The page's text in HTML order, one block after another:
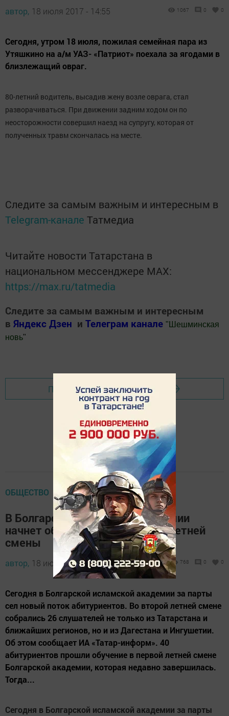
автор, 18 июля 2017 - 14:55 1067 0 0
Сегодня, утром 18 июля, пожилая семейная пара из
Утяшкино на а/м УАЗ- «Патриот» поехала за ягодами в
близлежащий овраг.
80-летний водитель, высадив жену возле оврага, стал
разворачиваться. При движении задним ходом он по
неосторожности совершил наезд на супругу, которая от
полученных травм скончалась на месте.
Следите за самым важным и интересным в
Telegram-канале Татмедиа
Читайте новости Татарстана в
национальном мессенджере MАХ:
https://max.ru/tatmedia
Следите за самым важным и интересным
в Яндекс Дзен и Телеграм канале " Шешминская
новь"
Перейти на страницу новости
ОБЩЕСТВО
В Болгарской исламской академии
начнет обучение второй поток летней
смены
автор, 18 июля 2017 - 10:12 768 0 0
Сегодня в Болгарской исламской академии за парты
сел новый поток абитуриентов. Во второй летней смене
собрались 26 слушателей не только из Татарстана и
ближайших регионов, но и из Дагестана и Ингушетии.
Об этом сообщает ИА «Татар-информ». 40
абитуриентов прошли обучение в первой летней смене
Болгарской академии, которая недавно завершилась.
Тогда...
Сегодня в Болгарской исламской академии за парты